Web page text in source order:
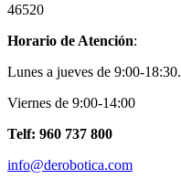
46520
Horario de Atención:
Lunes a jueves de 9:00-18:30.
Viernes de 9:00-14:00
Telf: 960 737 800
info@derobotica.com